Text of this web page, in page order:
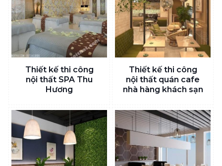
Thiết kế thi công
nội thất SPA Thu
Hương
Thiết kế thi công
nội thất quán cafe
nhà hàng khách sạn